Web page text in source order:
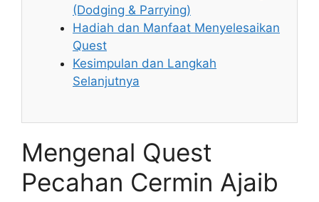
(Dodging & Parrying)
Hadiah dan Manfaat Menyelesaikan
Quest
Kesimpulan dan Langkah
Selanjutnya
Mengenal Quest
Pecahan Cermin Ajaib